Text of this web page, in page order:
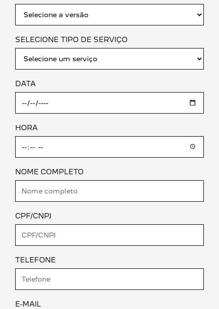
SELECIONE TIPO DE SERVIÇO
DATA
HORA
NOME COMPLETO
CPF/CNPJ
TELEFONE
E-MAIL